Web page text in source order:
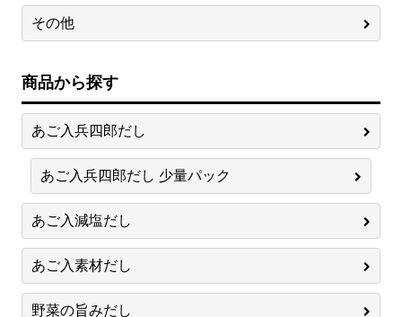
その他
商品から探す
あご入兵四郎だし
あご入兵四郎だし 少量パック
あご入減塩だし
あご入素材だし
野菜の旨みだし